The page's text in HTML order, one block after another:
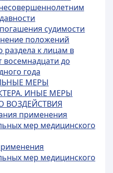
судимости
положений
раздела к лицам в
восемнадцати до
года
МЕРЫ
ИНЫЕ МЕРЫ
ВОЗДЕЙСТВИЯ
применения
мер медицинского
мер медицинского